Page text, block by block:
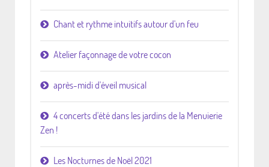
Chant et rythme intuitifs autour d'un feu
Atelier façonnage de votre cocon
après-midi d'éveil musical
4 concerts d'été dans les jardins de la Menuierie
Zen !
Les Nocturnes de Noël 2021